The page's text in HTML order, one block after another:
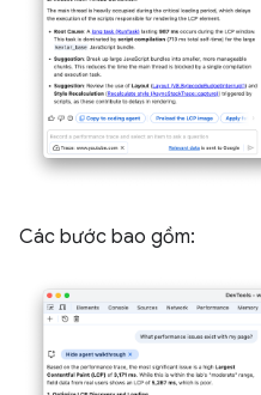
Các bước bao gồm: